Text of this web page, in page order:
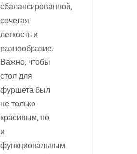
сбалансированной,
сочетая
легкость и
разнообразие.
Важно, чтобы
стол для
фуршета был
не только
красивым, но
и
функциональным.